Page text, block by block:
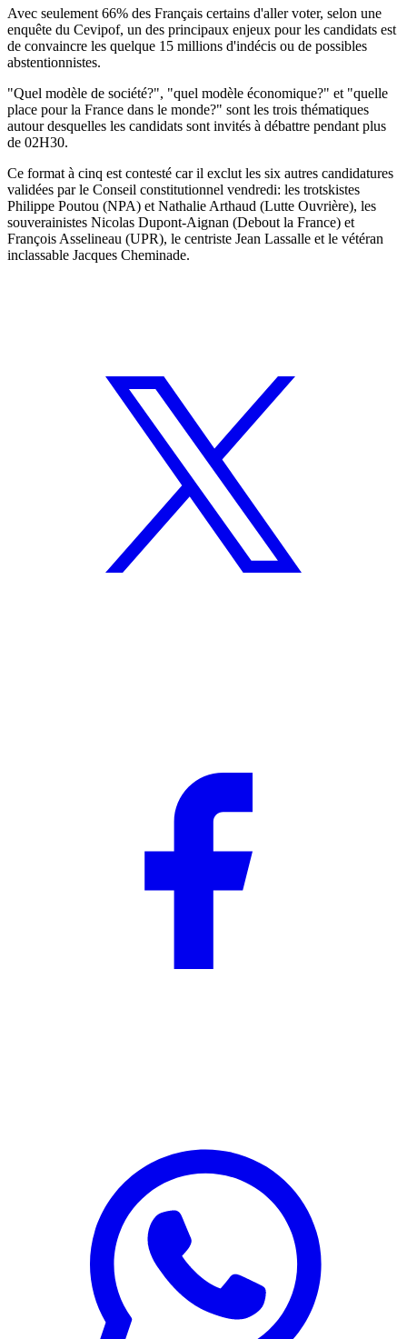
Avec seulement 66% des Français certains d'aller voter, selon une
enquête du Cevipof, un des principaux enjeux pour les candidats est
de convaincre les quelque 15 millions d'indécis ou de possibles
abstentionnistes.
"Quel modèle de société?", "quel modèle économique?" et "quelle
place pour la France dans le monde?" sont les trois thématiques
autour desquelles les candidats sont invités à débattre pendant plus
de 02H30.
Ce format à cinq est contesté car il exclut les six autres candidatures
validées par le Conseil constitutionnel vendredi: les trotskistes
Philippe Poutou (NPA) et Nathalie Arthaud (Lutte Ouvrière), les
souverainistes Nicolas Dupont-Aignan (Debout la France) et
François Asselineau (UPR), le centriste Jean Lassalle et le vétéran
inclassable Jacques Cheminade.